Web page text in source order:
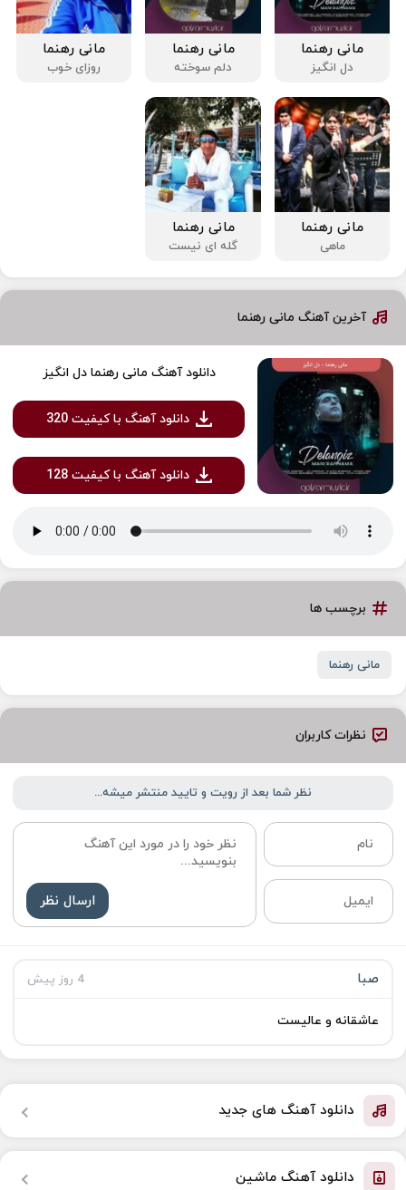
مانی رهنما
دل انگیز
مانی رهنما
دلم سوخته
مانی رهنما
روزای خوب
مانی رهنما
ماهی
مانی رهنما
گله ای نیست
آخرین آهنگ مانی رهنما
دانلود آهنگ مانی رهنما دل انگیز
دانلود آهنگ با کیفیت 320
دانلود آهنگ با کیفیت 128
برچسب ها
مانی رهنما
نظرات کاربران
نظر شما بعد از رویت و تایید منتشر میشه...
ارسال نظر
صبا 4 روز پیش
عاشقانه و عالیست
دانلود آهنگ های جدید
دانلود آهنگ ماشین